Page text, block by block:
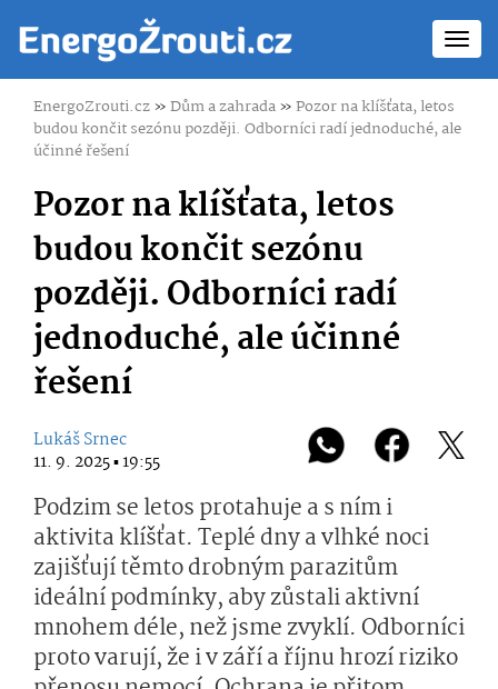
EnergoZrouti.cz»Dům a zahrada»Pozor na klíšťata, letos
budou končit sezónu později. Odborníci radí jednoduché, ale
účinné řešení
Pozor na klíšťata, letos
budou končit sezónu
později. Odborníci radí
jednoduché, ale účinné
řešení
Lukáš Srnec
11. 9. 2025 ▪ 19:55
Podzim se letos protahuje a s ním i
aktivita klíšťat. Teplé dny a vlhké noci
zajišťují těmto drobným parazitům
ideální podmínky, aby zůstali aktivní
mnohem déle, než jsme zvyklí. Odborníci
proto varují, že i v září a říjnu hrozí riziko